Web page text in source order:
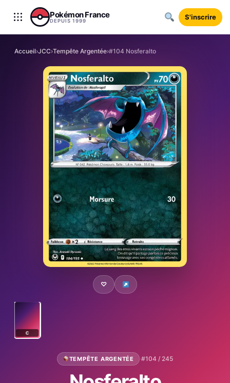
Aller au contenu
Pokémon France
DEPUIS 1999 S'inscrire
Accueil›JCC›Tempête Argentée›#104 Nosferalto
♡
C
TEMPÊTE ARGENTÉE ·#104 / 245